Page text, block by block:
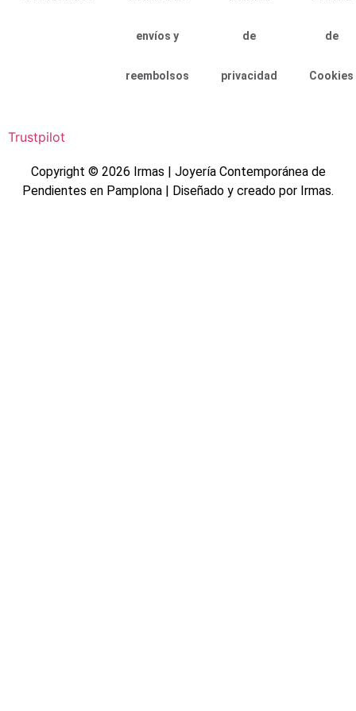
envíos y
reembolsos
de
privacidad
de
Cookies
Trustpilot
Copyright © 2026 Irmas | Joyería Contemporánea de
Pendientes en Pamplona | Diseñado y creado por Irmas.